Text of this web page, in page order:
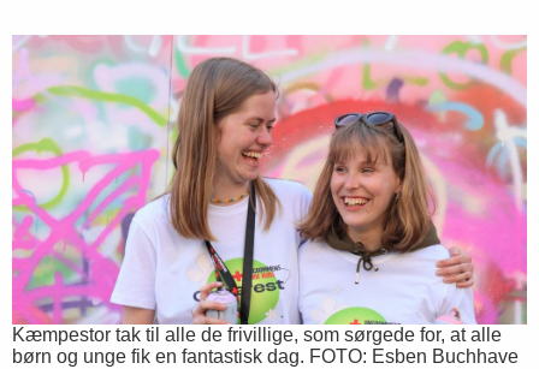
Kæmpestor tak til alle de frivillige, som sørgede for, at alle
børn og unge fik en fantastisk dag. FOTO: Esben Buchhave